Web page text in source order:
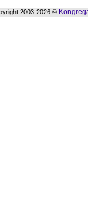
2003-2026 ©